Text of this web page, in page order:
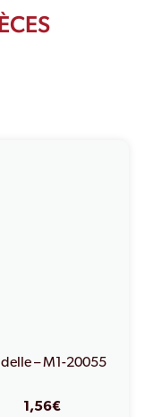
– M1-20055
1,56€